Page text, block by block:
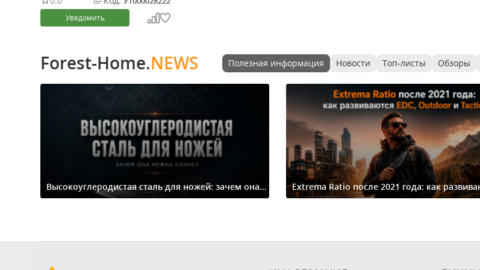
Уведомить
Forest-Home.NEWS Полезная информация Новости Топ-листы Обзоры
Высокоуглеродистая сталь для ножей: зачем она... Extrema Ratio после 2021 года: как